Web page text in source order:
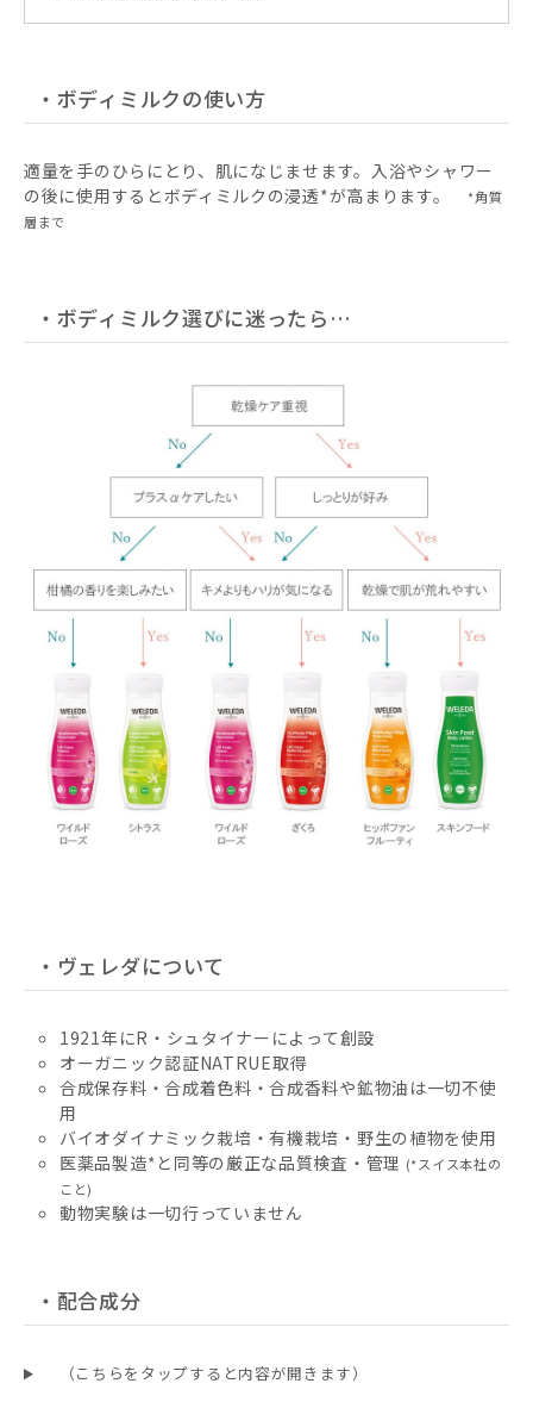
・ボディミルクの使い方
適量を手のひらにとり、肌になじませます。入浴やシャワー
の後に使用するとボディミルクの浸透*が高まります。
*角質
層まで
・ボディミルク選びに迷ったら…
・ヴェレダについて
1921年にR・シュタイナーによって創設
オーガニック認証NATRUE取得
合成保存料・合成着色料・合成香料や鉱物油は一切不使
用
バイオダイナミック栽培・有機栽培・野生の植物を使用
医薬品製造*と同等の厳正な品質検査・管理 (*スイス本社の
こと)
動物実験は一切行っていません
・配合成分
（こちらをタップすると内容が開きます）